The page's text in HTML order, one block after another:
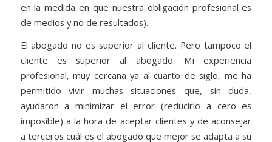
en la medida en que nuestra obligación profesional es
de medios y no de resultados).
El abogado no es superior al cliente. Pero tampoco el
cliente es superior al abogado. Mi experiencia
profesional, muy cercana ya al cuarto de siglo, me ha
permitido vivir muchas situaciones que, sin duda,
ayudaron a minimizar el error (reducirlo a cero es
imposible) a la hora de aceptar clientes y de aconsejar
a terceros cuál es el abogado que mejor se adapta a su